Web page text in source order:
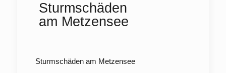
Sturmschäden
am Metzensee
Sturmschäden am Metzensee